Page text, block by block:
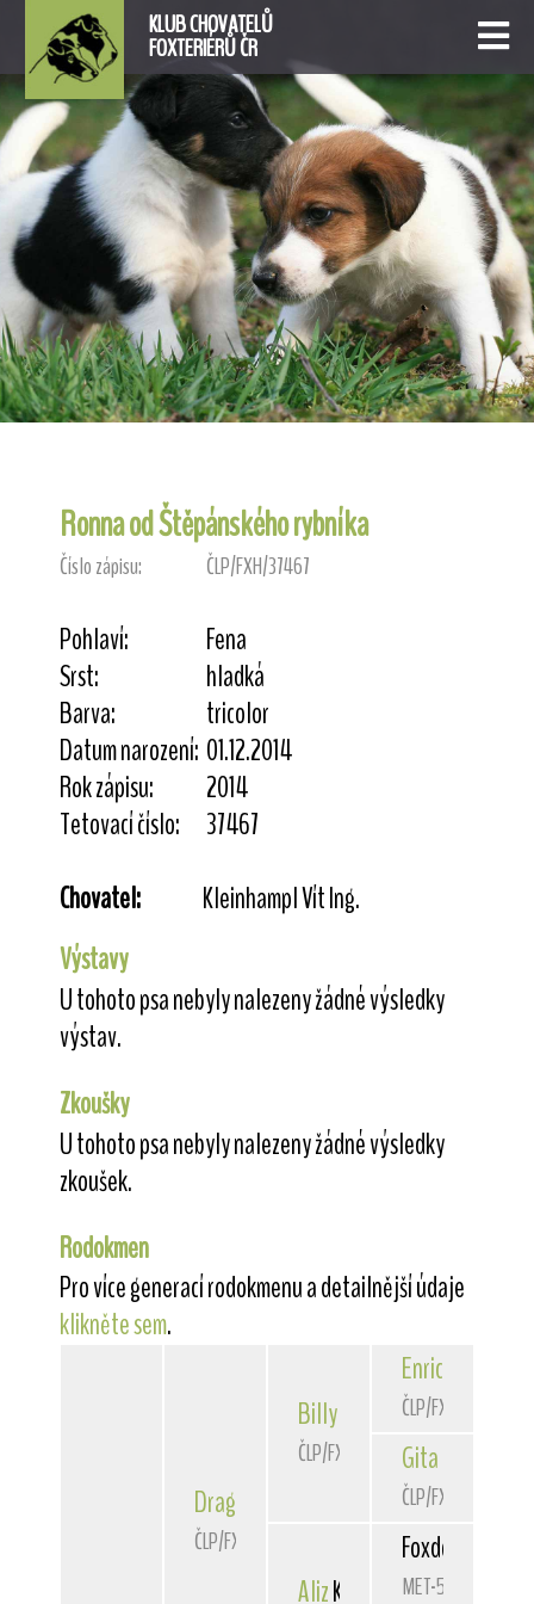
KLUB CHOVATELŮ
FOXTERIÉRŮ ČR
Ronna od Štěpánského rybníka
Číslo zápisu: ČLP/FXH/37467
Pohlaví:
Fena
Srst:
hladká
Barva:
tricolor
Datum narození: 01.12.2014
Rok zápisu:
2014
Tetovací číslo:
37467
Chovatel:
Kleinhampl Vít Ing.
Výstavy
U tohoto psa nebyly nalezeny žádné výsledky
výstav.
Zkoušky
U tohoto psa nebyly nalezeny žádné výsledky
zkoušek.
Rodokmen
Pro více generací rodokmenu a detailnější údaje
klikněte sem.
Dragon
ČLP/FXH/36893
BillyVal-Rico
ČLP/FXH/33755
AlizKatóközi
Enrico
ČLP/FXH/30117
Gita
ČLP/FXH/31786
Foxdog
MET-5487